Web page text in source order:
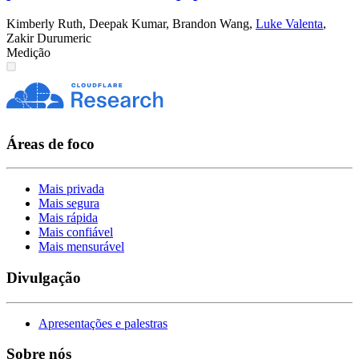
Kimberly Ruth, Deepak Kumar, Brandon Wang, Luke Valenta,
Zakir Durumeric
Medição
Áreas de foco
Mais privada
Mais segura
Mais rápida
Mais confiável
Mais mensurável
Divulgação
Apresentações e palestras
Sobre nós